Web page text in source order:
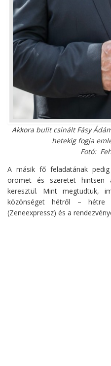
Akkora bulit csinált Fásy
hetekig fogja
Fotó:
A másik fő feladatának
örömet és szeretet hintsen
keresztül. Mint megtudtuk,
közönséget hétről –
(Zeneexpressz) és a